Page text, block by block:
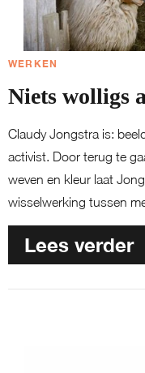
WERKEN
Niets wolligs
Claudy Jongstra is:
activist. Door terug te
weven en kleur laat
wisselwerking tussen
Lees verder